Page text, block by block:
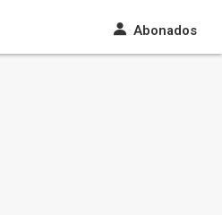
Abonados